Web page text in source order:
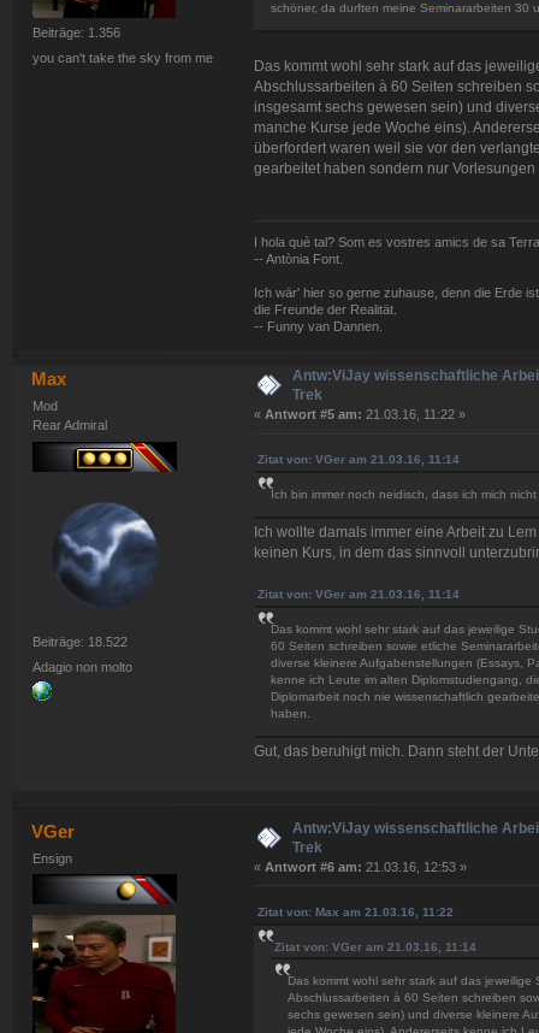
Beiträge: 1.356
you can't take the sky from me
schöner, da durften meine Seminararbeiten
Das kommt wohl sehr stark auf das
Abschlussarbeiten à 60 Seiten schreiben
insgesamt sechs gewesen sein) und
manche Kurse jede Woche eins).
überfordert waren weil sie vor den
gearbeitet haben sondern nur
I hola què tal? Som es vostres amics de sa
-- Antònia Font.
Ich wär' hier so gerne zuhause, denn die Erde
die Freunde der Realität.
-- Funny van Dannen.
Max
Mod
Rear Admiral
Beiträge: 18.522
Adagio non molto
Antw:ViJay wissenschaftliche
Trek
« Antwort #5 am: 21.03.16, 11:22 »
Zitat von: VGer am 21.03.16, 11:14
Ich bin immer noch neidisch, dass ich mich
Ich wollte damals immer eine Arbeit zu
keinen Kurs, in dem das sinnvoll
Zitat von: VGer am 21.03.16, 11:14
Das kommt wohl sehr stark auf das jeweilige
60 Seiten schreiben sowie etliche
diverse kleinere Aufgabenstellungen (Essays,
kenne ich Leute im alten Diplomstudiengang,
Diplomarbeit noch nie wissenschaftlich
haben.
Gut, das beruhigt mich. Dann steht der
VGer
Ensign
Antw:ViJay wissenschaftliche
Trek
« Antwort #6 am: 21.03.16, 12:53 »
Zitat von: Max am 21.03.16, 11:22
Zitat von: VGer am 21.03.16, 11:14
Das kommt wohl sehr stark auf das
Abschlussarbeiten à 60 Seiten schreiben
sechs gewesen sein) und diverse kleinere